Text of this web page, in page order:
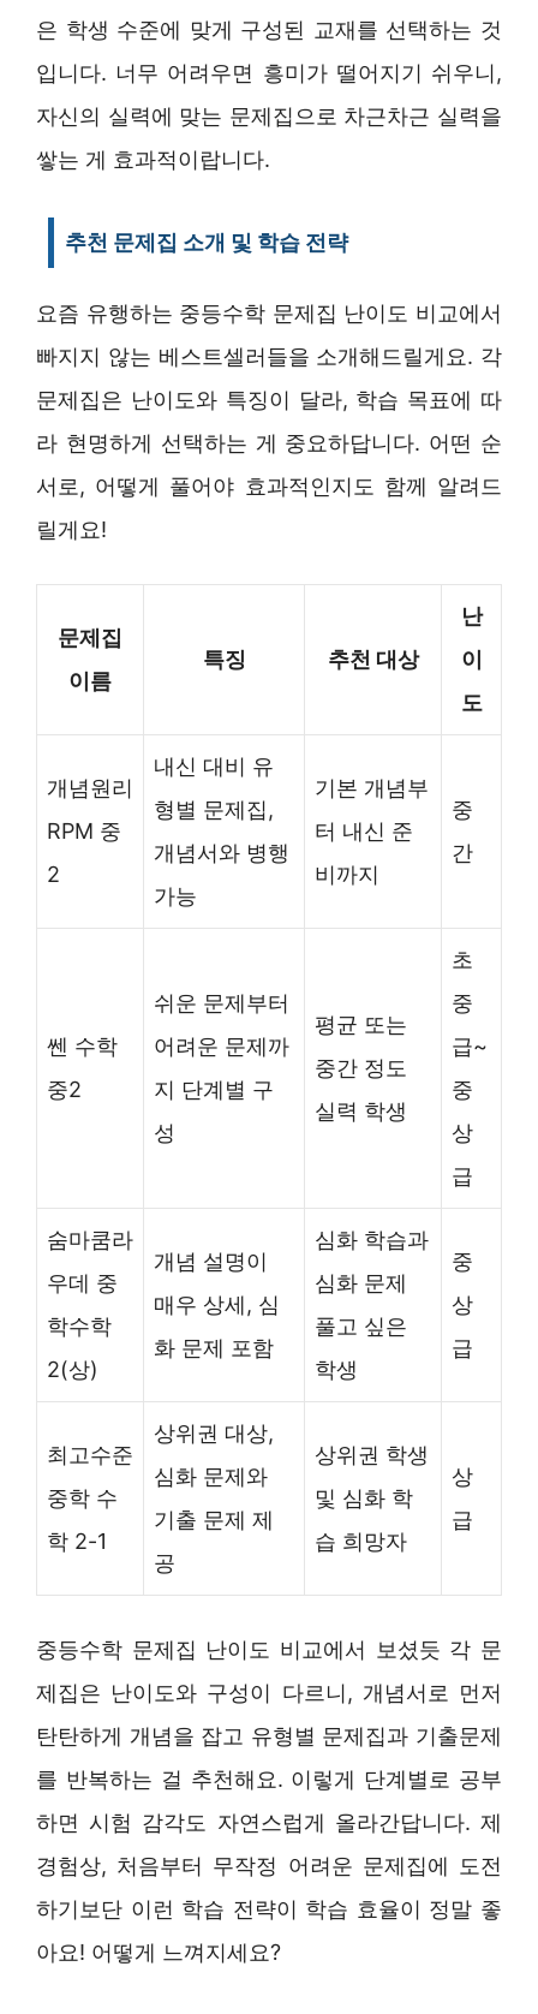
은 학생 수준에 맞게 구성된 교재를 선택하는 것
입니다. 너무 어려우면 흥미가 떨어지기 쉬우니,
자신의 실력에 맞는 문제집으로 차근차근 실력을
쌓는 게 효과적이랍니다.
추천 문제집 소개 및 학습 전략
요즘 유행하는 중등수학 문제집 난이도 비교에서
빠지지 않는 베스트셀러들을 소개해드릴게요. 각
문제집은 난이도와 특징이 달라, 학습 목표에 따
라 현명하게 선택하는 게 중요하답니다. 어떤 순
서로, 어떻게 풀어야 효과적인지도 함께 알려드
릴게요!
문제집
이름
특징 추천 대상
난
이
도
개념원리
RPM 중
2
내신 대비 유
형별 문제집,
개념서와 병행
가능
기본 개념부
터 내신 준
비까지
중
간
쎈 수학
중2
쉬운 문제부터
어려운 문제까
지 단계별 구
성
평균 또는
중간 정도
실력 학생
초
중
급~
중
상
급
숨마쿰라
우데 중
학수학
2(상)
개념 설명이
매우 상세, 심
화 문제 포함
심화 학습과
심화 문제
풀고 싶은
학생
중
상
급
최고수준
중학 수
학 2-1
상위권 대상,
심화 문제와
기출 문제 제
공
상위권 학생
및 심화 학
습 희망자
상
급
중등수학 문제집 난이도 비교에서 보셨듯 각 문
제집은 난이도와 구성이 다르니, 개념서로 먼저
탄탄하게 개념을 잡고 유형별 문제집과 기출문제
를 반복하는 걸 추천해요. 이렇게 단계별로 공부
하면 시험 감각도 자연스럽게 올라간답니다. 제
경험상, 처음부터 무작정 어려운 문제집에 도전
하기보단 이런 학습 전략이 학습 효율이 정말 좋
아요! 어떻게 느껴지세요?